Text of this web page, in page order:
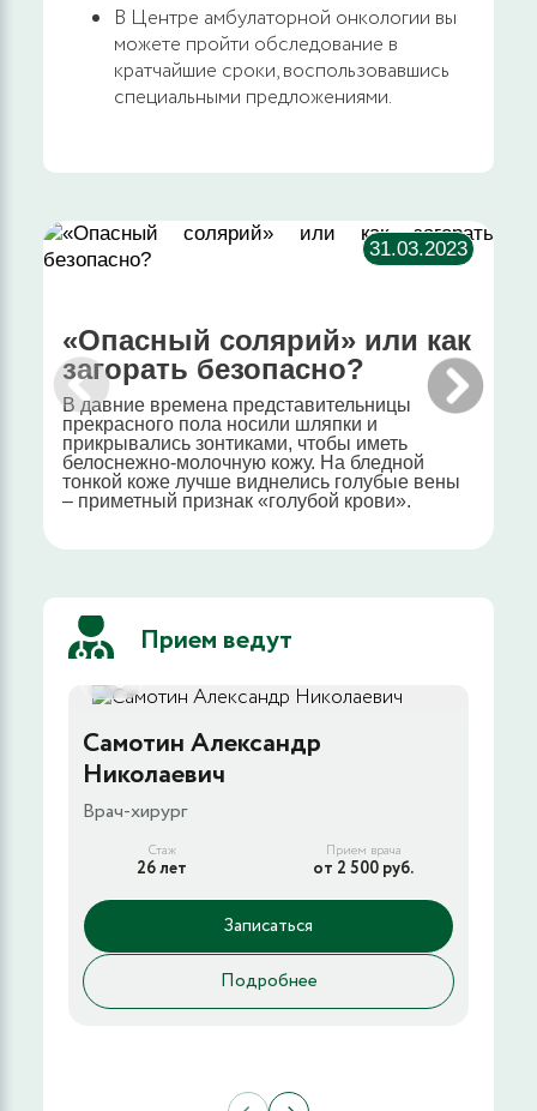
В Центре амбулаторной онкологии вы
можете пройти обследование в
кратчайшие сроки, воспользовавшись
специальными предложениями.
31.03.2023
«Опасный солярий» или как
загорать безопасно?
В давние времена представительницы
прекрасного пола носили шляпки и
прикрывались зонтиками, чтобы иметь
белоснежно-молочную кожу. На бледной
тонкой коже лучше виднелись голубые вены
– приметный признак «голубой крови».
Прием ведут
5
Самотин Александр
Николаевич
Врач-хирург
Стаж
26 лет
Прием врача
от 2 500 руб.
Записаться
Подробнее